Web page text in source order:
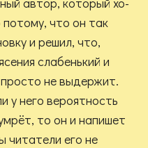
что он так
и решил, что,
слабенький и
не выдержит.
у него вероятность
то он и напишет
читатели его не